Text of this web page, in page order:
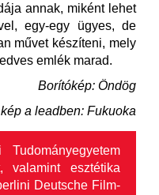
annak, miként lehet
egy-egy ügyes, de
művet készíteni, mely
emlék marad.
Borítókép: Öndög
a leadben: Fukuoka
valamint esztétika
Deutsche Film-